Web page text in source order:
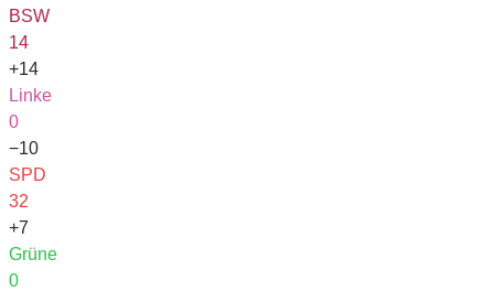
BSW
14
+14
Linke
0
−10
SPD
32
+7
Grüne
0